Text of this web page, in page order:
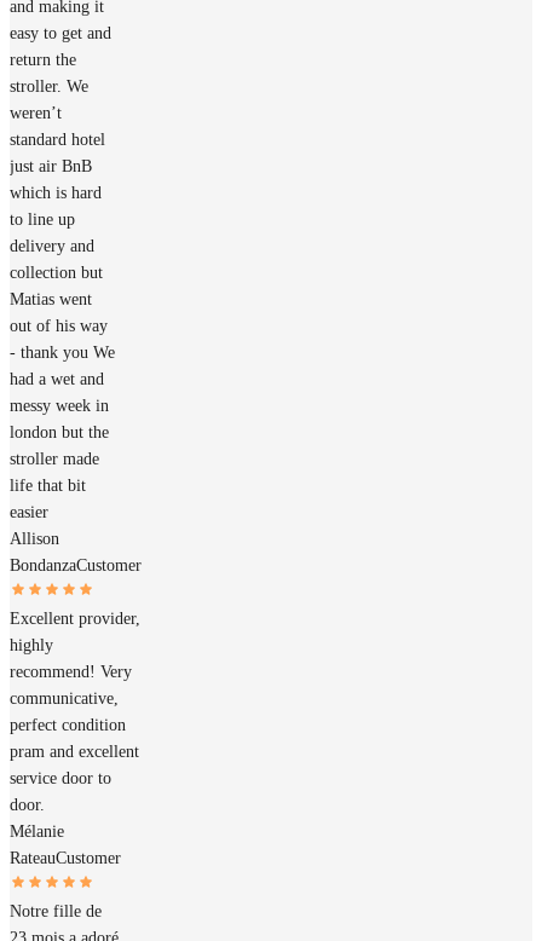
and making it
easy to get and
return the
stroller. We
weren’t
standard hotel
just air BnB
which is hard
to line up
delivery and
collection but
Matias went
out of his way
- thank you We
had a wet and
messy week in
london but the
stroller made
life that bit
easier
Allison
BondanzaCustomer
Excellent provider,
highly
recommend! Very
communicative,
perfect condition
pram and excellent
service door to
door.
Mélanie
RateauCustomer
Notre fille de